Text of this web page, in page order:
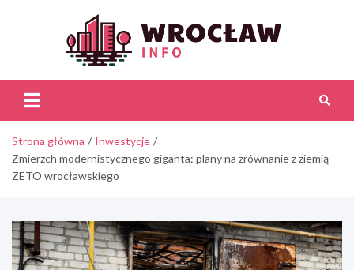
Strona główna
Inwestycje
Zmierzch modernistycznego giganta: plany na zrównanie z ziemią
ZETO wrocławskiego